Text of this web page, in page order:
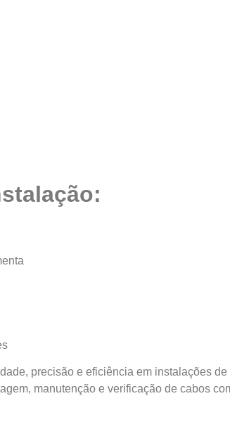
precisão e eficiência em instalações
manutenção e verificação de cabos